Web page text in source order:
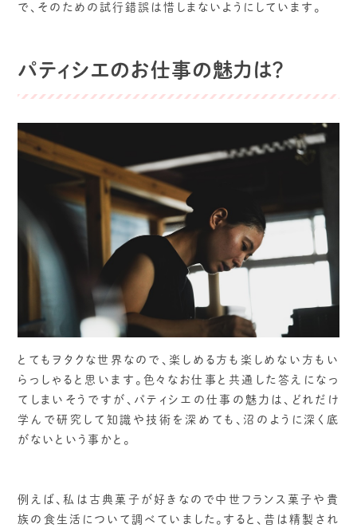
で、そのための試行錯誤は惜しまないようにしています。
パティシエのお仕事の魅力は？
とてもヲタクな世界なので、楽しめる方も楽しめない方もい
らっしゃると思います。色々なお仕事と共通した答えになっ
てしまいそうですが、パティシエの仕事の魅力は、どれだけ
学んで研究して知識や技術を深めても、沼のように深く底
がないという事かと。
例えば、私は古典菓子が好きなので中世フランス菓子や貴
族の食生活について調べていました。すると、昔は精製され